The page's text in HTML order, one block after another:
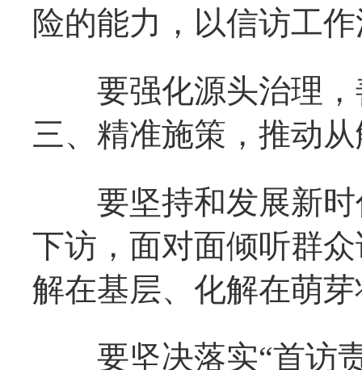
险的能力，以信访工
要强化源头治理，
三、精准施策，推动
要坚持和发展新时
下访，面对面倾听群
解在基层、化解在萌
要坚决落实“首访责